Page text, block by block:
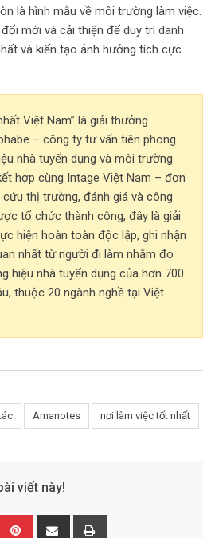
là hình mẫu về môi trường làm việc.
mới và cải thiện để duy trì danh
và kiến tạo ảnh hưởng tích cực
Việt Nam” là giải thưởng
– công ty tư vấn tiên phong
nhà tuyển dụng và môi trường
hợp cùng Intage Việt Nam – đơn
thị trường, đánh giá và công
tổ chức thành công, đây là giải
hiện hoàn toàn độc lập, ghi nhận
nhất từ người đi làm nhằm đo
hiệu nhà tuyển dụng của hơn 700
thuộc 20 ngành nghề tại Việt
Amanotes nơi làm việc tốt nhất
viết này!